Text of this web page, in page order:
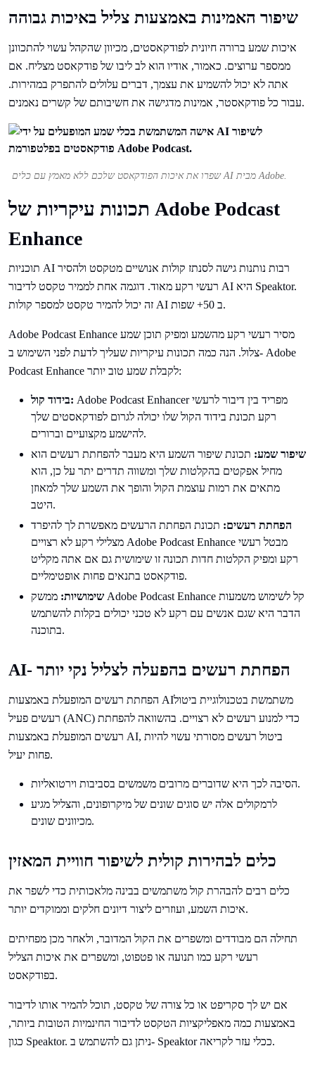
שיפור האמינות באמצעות צליל באיכות גבוהה
איכות שמע ברורה חיונית לפודקאסטים, מכיוון שהקהל עשוי להתכוונן
ממספר ערוצים. כאמור, אודיו הוא לב ליבו של פודקאסט מצליח. אם
אתה לא יכול להשמיע את עצמך, דברים עלולים להתפרק במהירות.
עבור כל פודקאסטר, אמינות מדגישה את חשיבותם של קשרים נאמנים.
שפרו את איכות הפודקאסט שלכם ללא מאמץ עם כלים AI מבית Adobe.
תכונות עיקריות של Adobe Podcast
Enhance
תוכניות AI רבות נותנות גישה לסנתז קולות אנושיים מטקסט ולהסיר
רעשי רקע מאוד. דוגמה אחת לממיר טקסט לדיבור AI היא Speaktor.
זה יכול להמיר טקסט למספר קולות AI ב 50+ שפות.
Adobe Podcast Enhance מסיר רעשי רקע מהשמע ומפיק תוכן שמע
צלול. הנה כמה תכונות עיקריות שעליך לדעת לפני השימוש ב- Adobe
Podcast Enhance לקבלת שמע טוב יותר:
בידוד קול: Adobe Podcast Enhancer מפריד בין דיבור לרעשי
רקע תכונת בידוד הקול שלו יכולה לגרום לפודקאסטים שלך
להישמע מקצועיים וברורים.
שיפור שמע: תכונת שיפור השמע היא מעבר להפחתת רעשים הוא
מחיל אפקטים בהקלטות שלך ומשווה תדרים יתר על כן, הוא
מתאים את רמות עוצמת הקול והופך את השמע שלך למאוזן
היטב.
הפחתת רעשים: תכונת הפחתת הרעשים מאפשרת לך להיפרד
מצלילי רקע לא רצויים Adobe Podcast Enhance מבטל רעשי
רקע ומפיק הקלטות חדות תכונה זו שימושית גם אם אתה מקליט
פודקאסט בתנאים פחות אופטימליים.
שימושיות: ממשק Adobe Podcast Enhance קל לשימוש משמעות
הדבר היא שגם אנשים עם רקע לא טכני יכולים בקלות להשתמש
בתוכנה.
AI- הפחתת רעשים בהפעלה לצליל נקי יותר
הפחתת רעשים המופעלת באמצעות AIמשתמשת בטכנולוגיית ביטול
רעשים פעיל (ANC) כדי למנוע רעשים לא רצויים. בהשוואה להפחתת
רעשים המופעלת באמצעות AI, ביטול רעשים מסורתי עשוי להיות
פחות יעיל.
הסיבה לכך היא שדוברים מרובים משמשים בסביבות וירטואליות.
לרמקולים אלה יש סוגים שונים של מיקרופונים, והצליל מגיע
מכיוונים שונים.
כלים לבהירות קולית לשיפור חוויית המאזין
כלים רבים להבהרת קול משתמשים בבינה מלאכותית כדי לשפר את
איכות השמע, ועוזרים ליצור דיונים חלקים וממוקדים יותר.
תחילה הם מבודדים ומשפרים את הקול המדובר, ולאחר מכן מפחיתים
רעשי רקע כמו תנועה או פטפוט, ומשפרים את איכות הצליל
בפודקאסט.
אם יש לך סקריפט או כל צורה של טקסט, תוכל להמיר אותו לדיבור
באמצעות כמה מאפליקציות הטקסט לדיבור החינמיות הטובות ביותר,
כגון Speaktor. ניתן גם להשתמש ב- Speaktor ככלי עזר לקריאה.